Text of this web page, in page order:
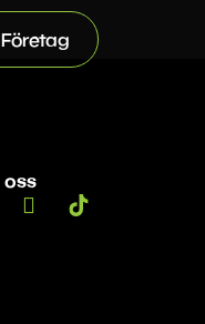
Företag
oss